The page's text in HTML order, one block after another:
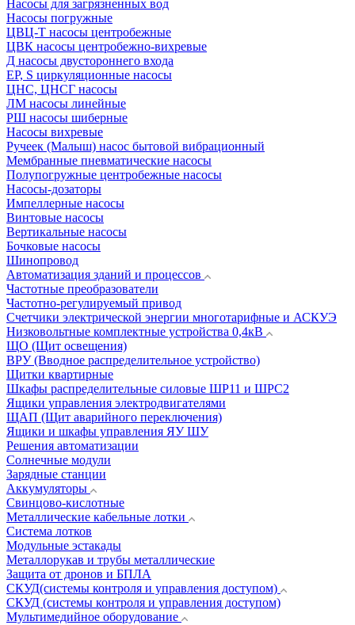
Насосы для загрязненных вод
Насосы погружные
ЦВЦ-Т насосы центробежные
ЦВК насосы центробежно-вихревые
Д насосы двустороннего входа
EP, S циркуляционные насосы
ЦНС, ЦНСГ насосы
ЛМ насосы линейные
РШ насосы шиберные
Насосы вихревые
Ручеек (Малыш) насос бытовой вибрационный
Мембранные пневматические насосы
Полупогружные центробежные насосы
Насосы-дозаторы
Импеллерные насосы
Винтовые насосы
Вертикальные насосы
Бочковые насосы
Шинопровод
Автоматизация зданий и процессов
Частотные преобразователи
Частотно-регулируемый привод
Счетчики электрической энергии многотарифные и АСКУЭ
Низковольтные комплектные устройства 0,4кВ
ЩО (Щит освещения)
ВРУ (Вводное распределительное устройство)
Щитки квартирные
Шкафы распределительные силовые ШР11 и ШРС2
Ящики управления электродвигателями
ЩАП (Щит аварийного переключения)
Ящики и шкафы управления ЯУ ШУ
Решения автоматизации
Солнечные модули
Зарядные станции
Аккумуляторы
Свинцово-кислотные
Металлические кабельные лотки
Система лотков
Модульные эстакады
Металлорукав и трубы металлические
Защита от дронов и БПЛА
СКУД(системы контроля и управления доступом)
СКУД (системы контроля и управления доступом)
Мультимедийное оборудование